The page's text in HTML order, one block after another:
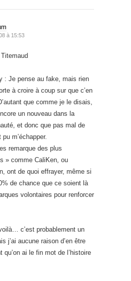
à 15:53
: Je pense au fake, mais rien
à croire à coup sur que c’en
que comme je le disais,
un nouveau dans la
et donc que pas mal de
m’échapper.
remarque des plus
» comme CaliKen, ou
ont de quoi effrayer, même si
de chance que ce soient là
volontaires pour renforcer
c’est probablement un
j’ai aucune raison d’en être
qu’on ai le fin mot de l’histoire